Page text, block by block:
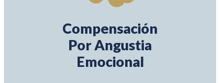
Compensación
Por Angustia
Emocional